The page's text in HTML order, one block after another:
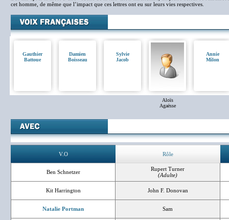
cet homme, de même que l’impact que ces lettres ont eu sur leurs vies respectives.
Gauthier
Battoue
Damien
Boisseau
Sylvie
Jacob
Aloïs
Agaësse
Annie
Milon
V.O Rôle
Ben Schnetzer
Rupert Turner
(Adulte)
Kit Harrington John F. Donovan
Natalie Portman Sam